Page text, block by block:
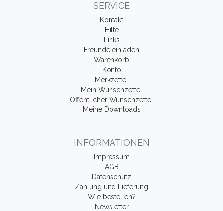
SERVICE
Kontakt
Hilfe
Links
Freunde einladen
Warenkorb
Konto
Merkzettel
Mein Wunschzettel
Öffentlicher Wunschzettel
Meine Downloads
INFORMATIONEN
Impressum
AGB
Datenschutz
Zahlung und Lieferung
Wie bestellen?
Newsletter